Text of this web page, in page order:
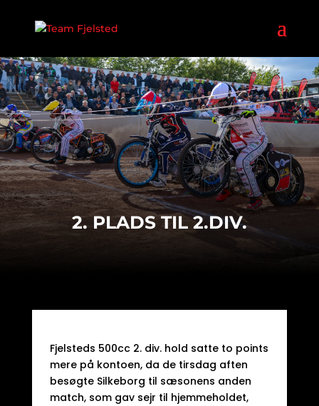
2. PLADS TIL 2.DIV.
Fjelsteds 500cc 2. div. hold satte to points
mere på kontoen, da de tirsdag aften
besøgte Silkeborg til sæsonens anden
match, som gav sejr til hjemmeholdet,